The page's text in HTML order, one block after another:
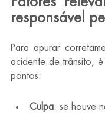
responsável
Para apurar
acidente de trânsito, é
pontos:
Culpa: se houve